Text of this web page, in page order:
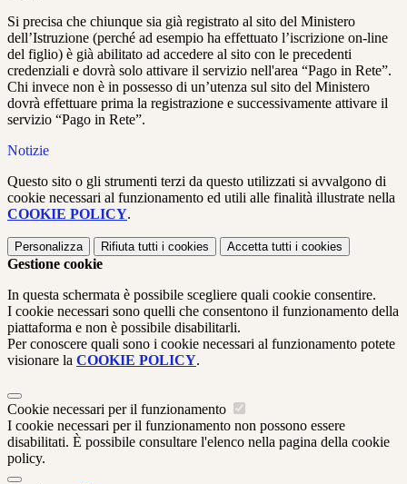
Si precisa che chiunque sia già registrato al sito del Ministero
dell’Istruzione (perché ad esempio ha effettuato l’iscrizione on-line
del figlio) è già abilitato ad accedere al sito con le precedenti
credenziali e dovrà solo attivare il servizio nell'area “Pago in Rete”.
Chi invece non è in possesso di un’utenza sul sito del Ministero
dovrà effettuare prima la registrazione e successivamente attivare il
servizio “Pago in Rete”.
Notizie
Questo sito o gli strumenti terzi da questo utilizzati si avvalgono di
cookie necessari al funzionamento ed utili alle finalità illustrate nella
COOKIE POLICY.
Personalizza Rifiuta tutti i cookies Accetta tutti i cookies
Gestione cookie
In questa schermata è possibile scegliere quali cookie consentire.
I cookie necessari sono quelli che consentono il funzionamento della
piattaforma e non è possibile disabilitarli.
Per conoscere quali sono i cookie necessari al funzionamento potete
visionare la COOKIE POLICY.
Cookie necessari per il funzionamento
I cookie necessari per il funzionamento non possono essere
disabilitati. È possibile consultare l'elenco nella pagina della cookie
policy.